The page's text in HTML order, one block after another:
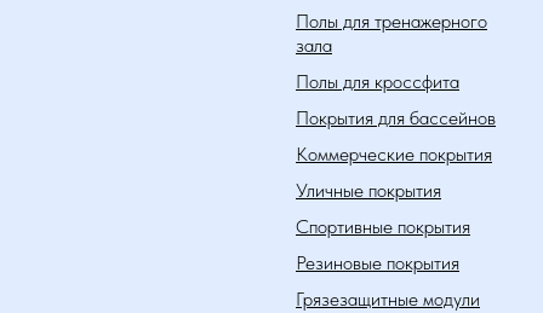
Полы для тренажерного
зала
Полы для кроссфита
Покрытия для бассейнов
Коммерческие покрытия
Уличные покрытия
Спортивные покрытия
Резиновые покрытия
Грязезащитные модули